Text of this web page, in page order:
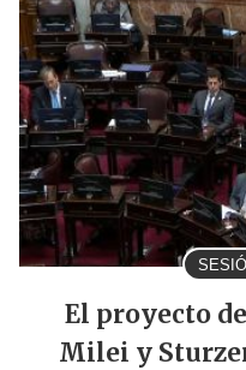
El proyecto
Milei y